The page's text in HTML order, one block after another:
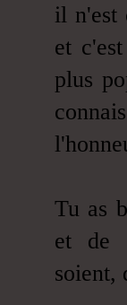
il n'est
et
plus
Tu as
et de
soient,